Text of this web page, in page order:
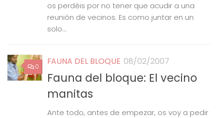
os perdéis por no tener que acudir a una
reunión de vecinos. Es como juntar en un
solo...
0 FAUNA DEL BLOQUE 08/02/2007
Fauna del bloque: El vecino
manitas
Ante todo, antes de empezar, os voy a pedir